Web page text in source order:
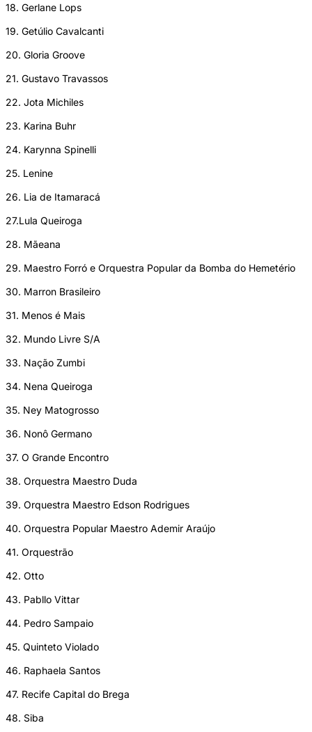
18. Gerlane Lops
19. Getúlio Cavalcanti
20. Gloria Groove
21. Gustavo Travassos
22. Jota Michiles
23. Karina Buhr
24. Karynna Spinelli
25. Lenine
26. Lia de Itamaracá
27.Lula Queiroga
28. Mãeana
29. Maestro Forró e Orquestra Popular da Bomba do Hemetério
30. Marron Brasileiro
31. Menos é Mais
32. Mundo Livre S/A
33. Nação Zumbi
34. Nena Queiroga
35. Ney Matogrosso
36. Nonô Germano
37. O Grande Encontro
38. Orquestra Maestro Duda
39. Orquestra Maestro Edson Rodrigues
40. Orquestra Popular Maestro Ademir Araújo
41. Orquestrão
42. Otto
43. Pabllo Vittar
44. Pedro Sampaio
45. Quinteto Violado
46. Raphaela Santos
47. Recife Capital do Brega
48. Siba